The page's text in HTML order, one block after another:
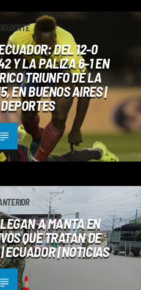
DEL 12-0
Y LA PALIZA 6-1 EN
TRIUNFO DE LA
EN BUENOS AIRES |
A MANTA EN
QUE TRATAN DE
| NOTICIAS